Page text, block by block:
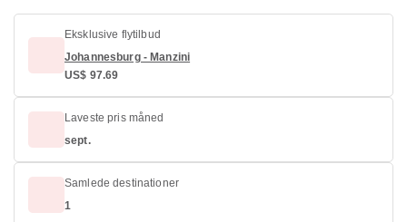
Eksklusive flytilbud
Johannesburg - Manzini
US$ 97.69
Laveste pris måned
sept.
Samlede destinationer
1